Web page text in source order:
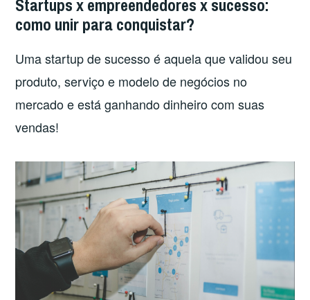
Startups x empreendedores x sucesso:
como unir para conquistar?
Uma startup de sucesso é aquela que validou seu
produto, serviço e modelo de negócios no
mercado e está ganhando dinheiro com suas
vendas!